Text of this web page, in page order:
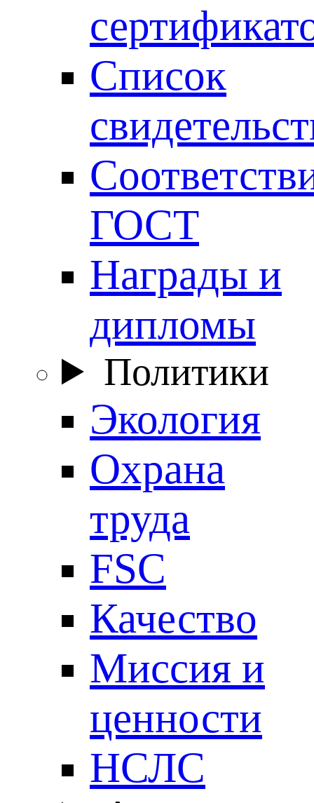
Список
ГОСТ
Награды и
дипломы
Политики
Экология
Охрана
труда
FSC
Качество
Миссия и
ценности
НСЛС